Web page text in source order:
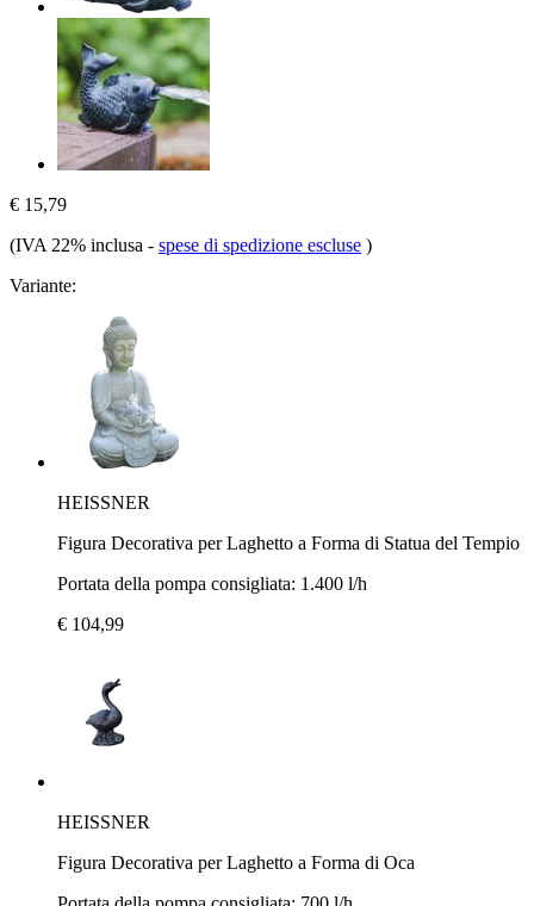
€ 15,79
(IVA 22% inclusa - spese di spedizione escluse )
Variante:
HEISSNER
Figura Decorativa per Laghetto a Forma di Statua del Tempio
Portata della pompa consigliata: 1.400 l/h
€ 104,99
HEISSNER
Figura Decorativa per Laghetto a Forma di Oca